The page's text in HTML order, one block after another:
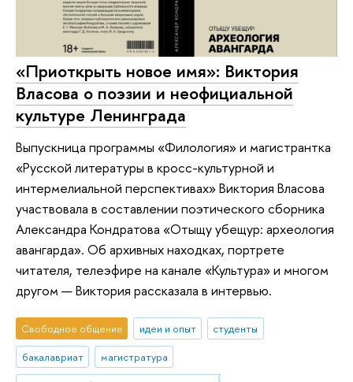
«Приоткрыть новое имя»: Виктория
Власова о поэзии и неофициальной
культуре Ленинграда
Выпускница программы «Филология» и магистрантка
«Русской литературы в кросс-культурной и
интермелиальной перспективах» Виктория Власова
участвовала в составлении поэтического сборника
Александра Кондратова «Отыщу убещур: археология
авангарда». Об архивных находках, портрете
читателя, телеэфире на канале «Культура» и многом
другом — Виктория рассказала в интервью.
Свободное общение идеи и опыт
студенты
бакалавриат
магистратура